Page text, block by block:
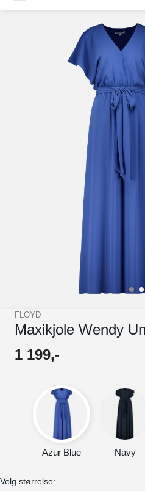
FLOYD
Maxikjole Wendy
1 199,-
Azur Blue Navy
Velg størrelse: